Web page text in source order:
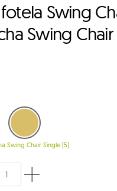
Swing
Swing
Swing Chair Single (5)